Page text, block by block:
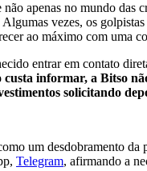
apenas no mundo das
vezes, os
ao máximo com uma
entrar em contato
custa informar, a Bitso
solicitando
um desdobramento
Telegram, afirmando a